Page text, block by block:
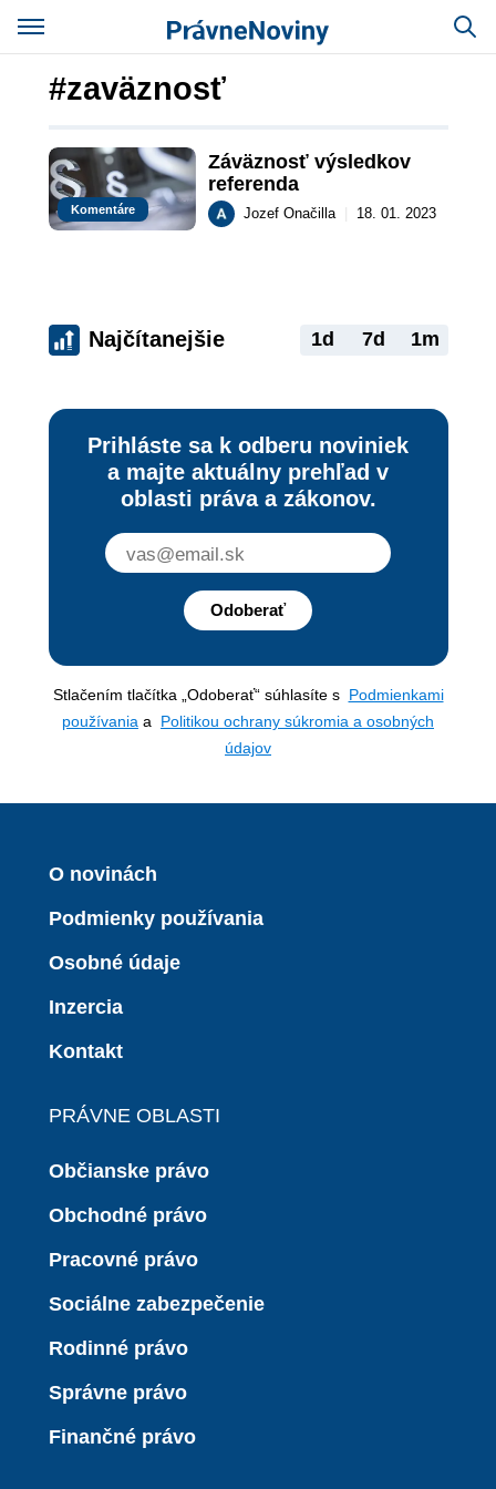
#zaväznosť
Komentáre
Záväznosť výsledkov
referenda
Jozef Onačilla 18. 01. 2023
Najčítanejšie 1d 7d 1m
Prihláste sa k odberu noviniek
a majte aktuálny prehľad v
oblasti práva a zákonov.
Odoberať
Stlačením tlačítka „Odoberať“ súhlasíte s Podmienkami
používania a Politikou ochrany súkromia a osobných
údajov
O novinách
Podmienky používania
Osobné údaje
Inzercia
Kontakt
PRÁVNE OBLASTI
Občianske právo
Obchodné právo
Pracovné právo
Sociálne zabezpečenie
Rodinné právo
Správne právo
Finančné právo